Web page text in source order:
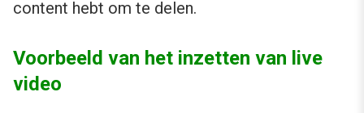
content hebt om te delen.
Voorbeeld van het inzetten van live
video